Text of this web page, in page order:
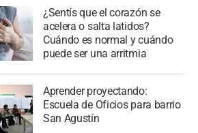
¿Sentís que el corazón se
acelera o salta latidos?
Cuándo es normal y cuándo
puede ser una arritmia
Aprender proyectando:
Escuela de Oficios para barrio
San Agustín